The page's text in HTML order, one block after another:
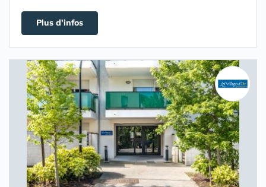
Plus d'infos